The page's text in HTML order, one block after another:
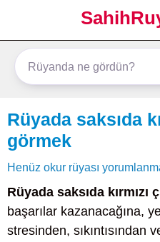
Rüyada saksıda
görmek
Henüz okur rüyası
Rüyada saksıda kırmızı
başarılar kazanacağına,
stresinden, sıkıntısından